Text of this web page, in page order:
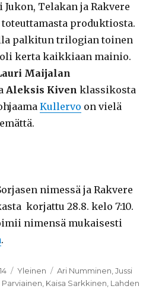
Jukon, Telakan ja Rakvere
produktiosta.
palkitun trilogian toinen
oli kerta kaikkiaan mainio.
Maijalan
Aleksis Kiven klassikosta
Kullervo on vielä
nimessä ja Rakvere
korjattu 28.8. kelo 7:10.
nimensä mukaisesti
.
Kategoriat
Yleinen Avainsanat
Ari Numminen ,Jussi
Kaisa Sarkkinen Lahden